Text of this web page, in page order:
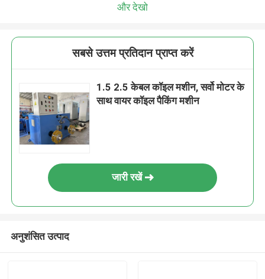
और देखो
सबसे उत्तम प्रतिदान प्राप्त करें
1.5 2.5 केबल कॉइल मशीन, सर्वो मोटर के
साथ वायर कॉइल पैकिंग मशीन
जारी रखें
अनुशंसित उत्पाद